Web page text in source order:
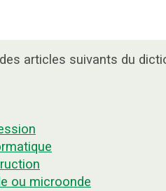
articles suivants du
ou microonde